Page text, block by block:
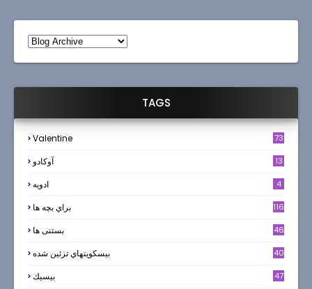
TAGS
Valentine 73
آوکادو 13
ادويه 4
براي بچه ها 116
بستنی ها 46
بيسكويتهاي تزئين شده 40
بيسيك 47